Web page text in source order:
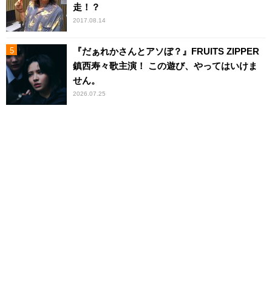
走！？
2017.08.14
『だぁれかさんとアソぼ？』FRUITS ZIPPER
鎮西寿々歌主演！ この遊び、やってはいけま
せん。
2026.07.25